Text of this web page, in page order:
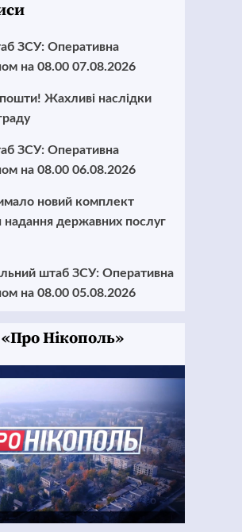
ЗСУ: Оперативна
на 08.00 07.08.2026
Жахливі наслідки
ЗСУ: Оперативна
на 08.00 06.08.2026
новий комплект
державних послуг
штаб ЗСУ: Оперативна
на 08.00 05.08.2026
Нікополь»